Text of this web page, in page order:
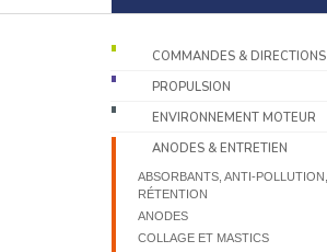
COMMANDES & DIRECTIONS
PROPULSION
ENVIRONNEMENT MOTEUR
ANODES & ENTRETIEN
ABSORBANTS, ANTI-POLLUTION,
RÉTENTION
ANODES
COLLAGE ET MASTICS